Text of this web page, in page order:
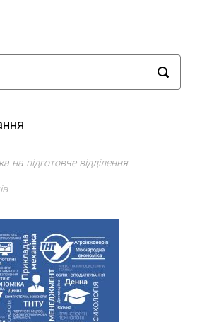
на підготовче відділення